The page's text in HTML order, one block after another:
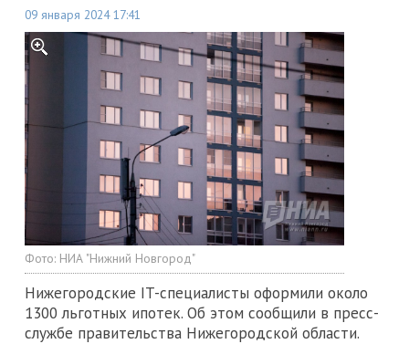
09 января 2024 17:41
Фото: НИА "Нижний Новгород"
Нижегородские IT-специалисты оформили около
1300 льготных ипотек. Об этом сообщили в пресс-
службе правительства Нижегородской области.